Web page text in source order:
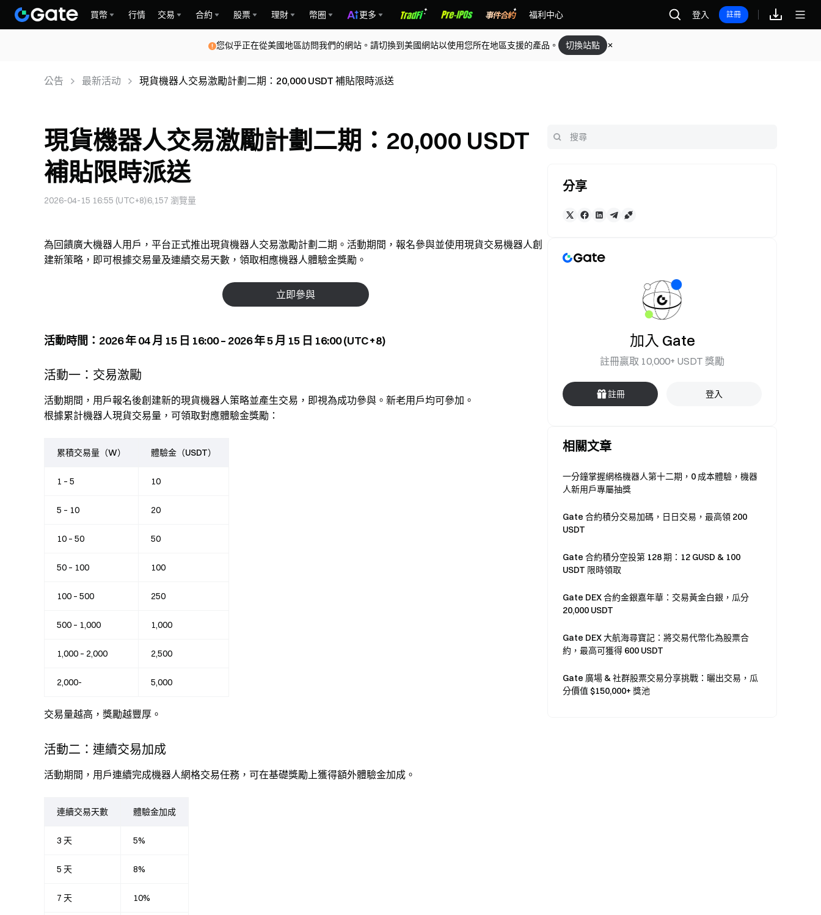
買幣 行情 交易 合約 股票 理財 幣圈 更多 福利中心 登入 註冊
您似乎正在從美國地區訪問我們的網站。請切換到美國網站以使用您所在地區支援的產品。 切換站點
公告 最新活动 現貨機器人交易激勵計劃二期：20,000 USDT 補貼限時派送
現貨機器人交易激勵計劃二期：20,000 USDT
補貼限時派送
2026-04-15 16:55 (UTC+8)6,157 瀏覽量
為回饋廣大機器人用戶，平台正式推出現貨機器人交易激勵計劃二期。活動期間，報名參與並使用現貨交易機器人創
建新策略，即可根據交易量及連續交易天數，領取相應機器人體驗金獎勵。
立即參與
活動時間：2026 年 04 月 15 日 16:00 – 2026 年 5 月 15 日 16:00 (UTC+8)
活動一：交易激勵
活動期間，用戶報名後創建新的現貨機器人策略並產生交易，即視為成功參與。新老用戶均可參加。
根據累計機器人現貨交易量，可領取對應體驗金獎勵：
累積交易量（W） 體驗金（USDT）
1 – 5 10
5 – 10 20
10 – 50 50
50 – 100 100
100 – 500 250
500 – 1,000 1,000
1,000 – 2,000 2,500
2,000- 5,000
交易量越高，獎勵越豐厚。
活動二：連續交易加成
活動期間，用戶連續完成機器人網格交易任務，可在基礎獎勵上獲得額外體驗金加成。
連續交易天數 體驗金加成
3 天 5%
5 天 8%
7 天 10%
分享
加入 Gate
註冊贏取 10,000+ USDT 獎勵
註冊 登入
相關文章
一分鐘掌握網格機器人第十二期，0 成本體驗，機器
人新用戶專屬抽獎
Gate 合約積分交易加碼，日日交易，最高領 200
USDT
Gate 合約積分空投第 128 期：12 GUSD & 100
USDT 限時領取
Gate DEX 合約金銀嘉年華：交易黃金白銀，瓜分
20,000 USDT
Gate DEX 大航海尋寶記：將交易代幣化為股票合
約，最高可獲得 600 USDT
Gate 廣場 & 社群股票交易分享挑戰：曬出交易，瓜
分價值 $150,000+ 獎池